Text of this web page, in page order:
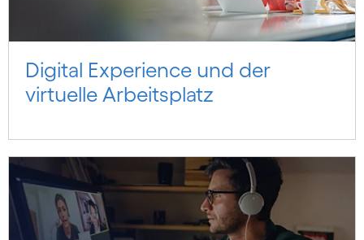
Digital Experience und der
virtuelle Arbeitsplatz